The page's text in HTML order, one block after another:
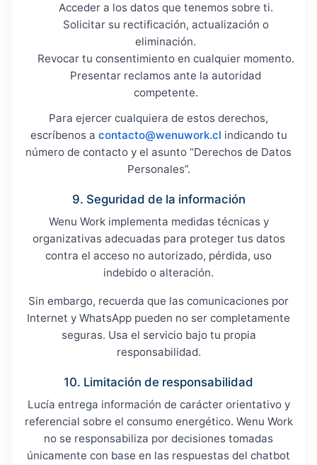
Acceder a los datos que tenemos sobre ti.
Solicitar su rectificación, actualización o
eliminación.
Revocar tu consentimiento en cualquier momento.
Presentar reclamos ante la autoridad
competente.
Para ejercer cualquiera de estos derechos,
escríbenos a contacto@wenuwork.cl indicando tu
número de contacto y el asunto “Derechos de Datos
Personales”.
9. Seguridad de la información
Wenu Work implementa medidas técnicas y
organizativas adecuadas para proteger tus datos
contra el acceso no autorizado, pérdida, uso
indebido o alteración.
Sin embargo, recuerda que las comunicaciones por
Internet y WhatsApp pueden no ser completamente
seguras. Usa el servicio bajo tu propia
responsabilidad.
10. Limitación de responsabilidad
Lucía entrega información de carácter orientativo y
referencial sobre el consumo energético. Wenu Work
no se responsabiliza por decisiones tomadas
únicamente con base en las respuestas del chatbot